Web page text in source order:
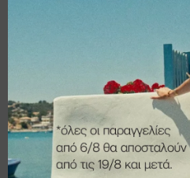
€14,00
€11,20